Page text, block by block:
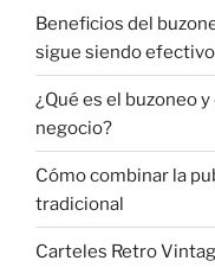
Beneficios del
sigue siendo
¿Qué es el buzoneo
negocio?
Cómo combinar la
tradicional
Carteles Retro